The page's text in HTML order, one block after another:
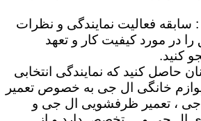
: سابقه فعالیت نمایندگی و نظرات
در مورد کیفیت کار و تعهد
کنید.
حاصل کنید که نمایندگی انتخابی
خانگی ال جی به خصوص تعمیر
، تعمیر ظرفشویی ال جی و